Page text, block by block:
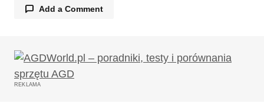
Add a Comment
Twój adres email nie zostanie opublikowany.
Wymagane pola są oznaczone
REKLAMA